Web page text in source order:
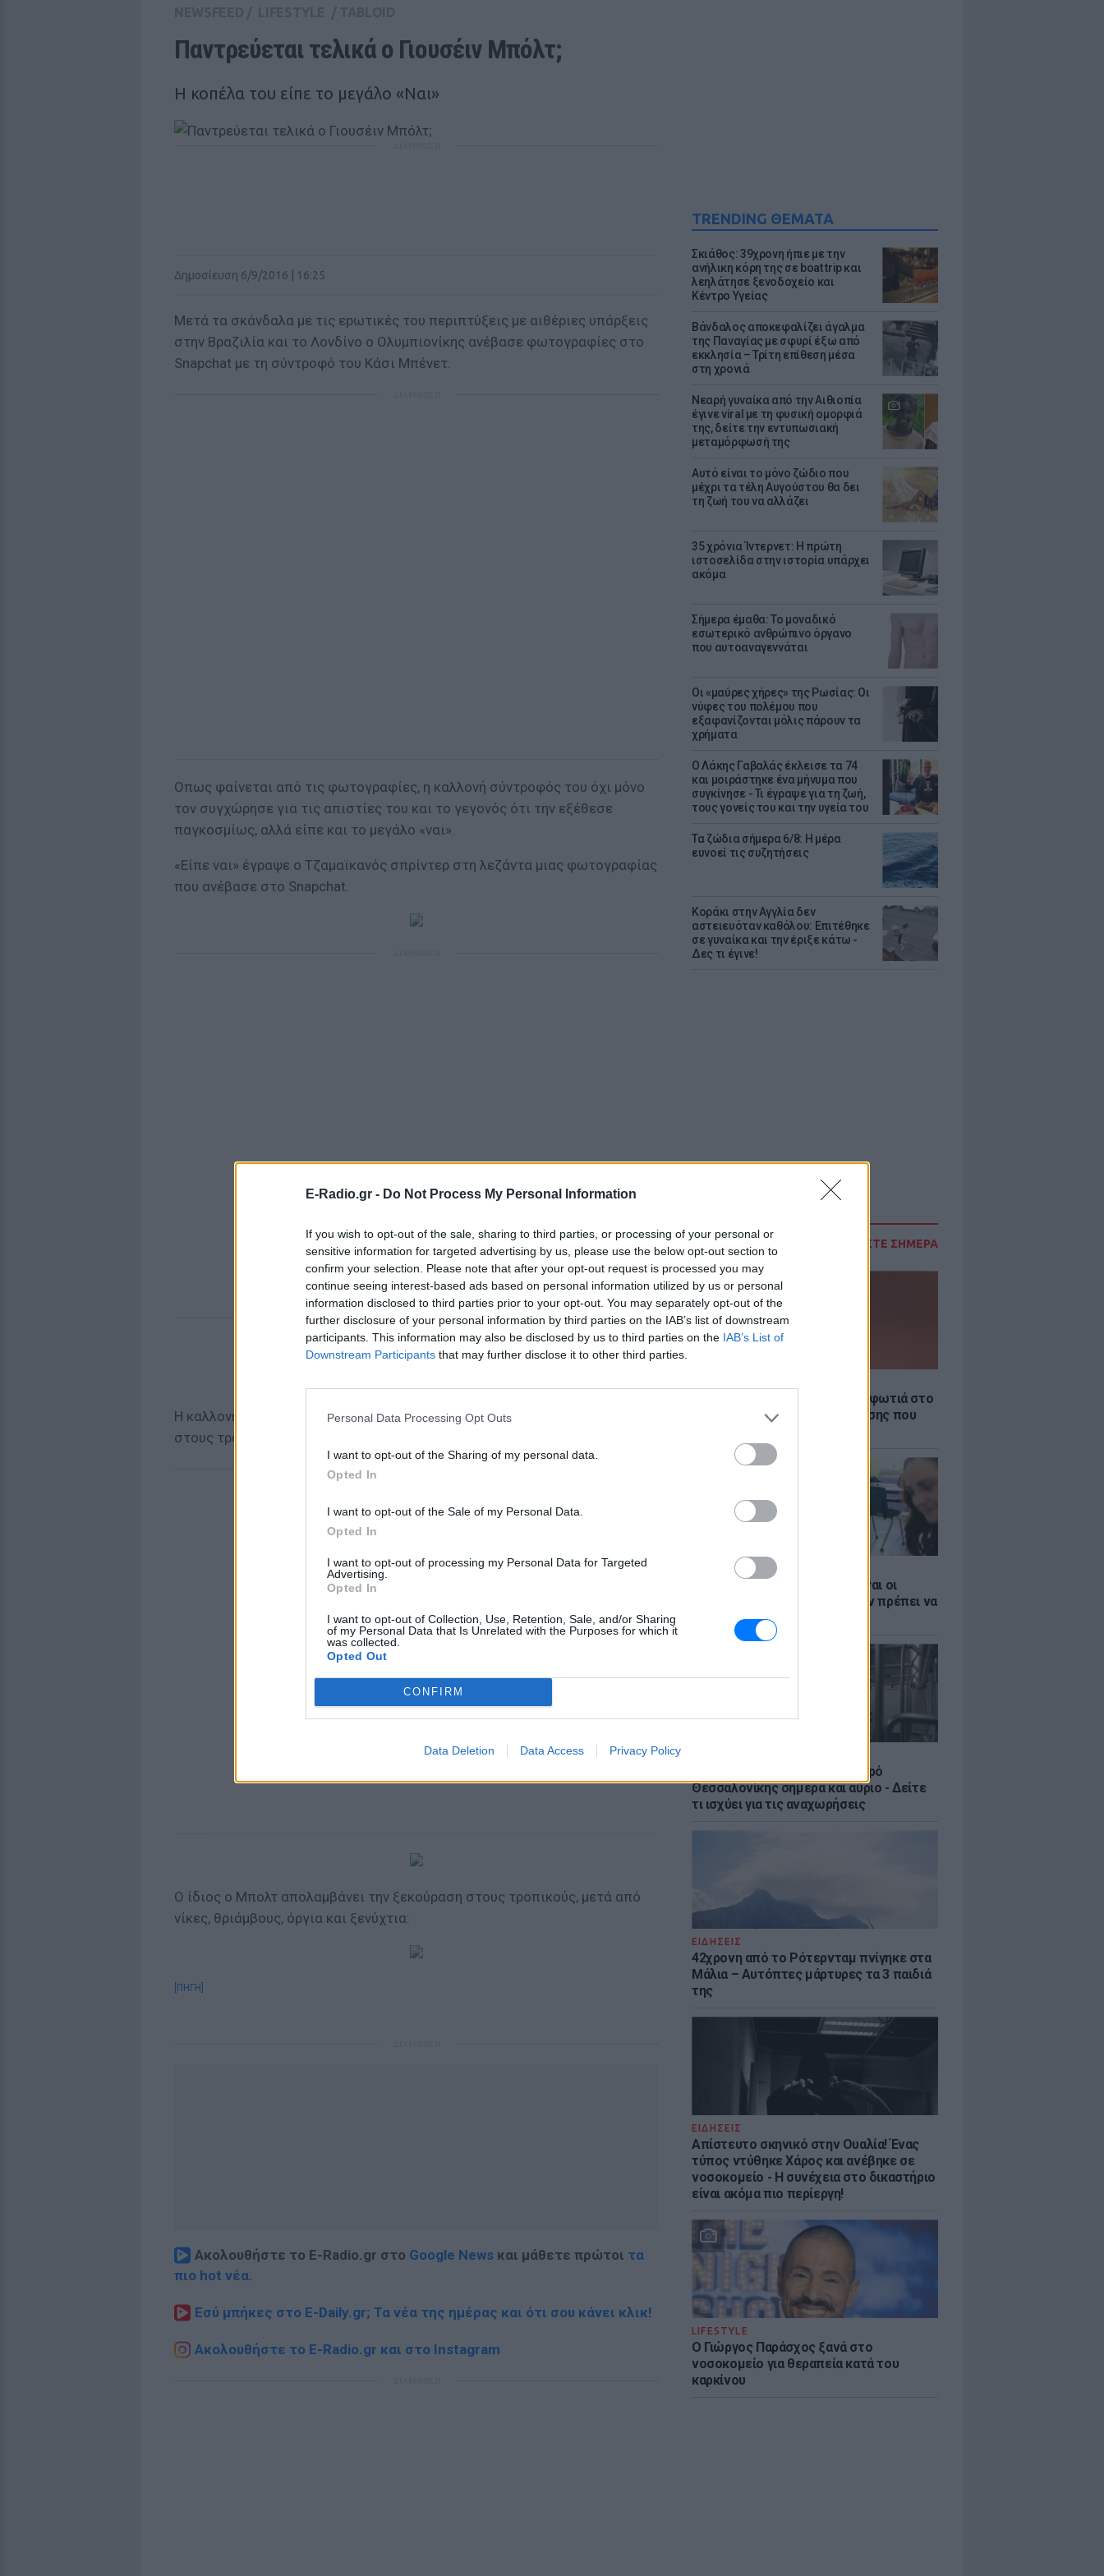
E-Radio.gr - Do Not Process My Personal Information
If you wish to opt-out of the sale, sharing to third parties, or processing of your personal or
sensitive information for targeted advertising by us, please use the below opt-out section to
confirm your selection. Please note that after your opt-out request is processed you may
continue seeing interest-based ads based on personal information utilized by us or personal
information disclosed to third parties prior to your opt-out. You may separately opt-out of the
further disclosure of your personal information by third parties on the IAB’s list of downstream
participants. This information may also be disclosed by us to third parties on the IAB’s List of
Downstream Participants that may further disclose it to other third parties.
Personal Data Processing Opt Outs
I want to opt-out of the Sharing of my personal data.
Opted In
I want to opt-out of the Sale of my Personal Data.
Opted In
I want to opt-out of processing my Personal Data for Targeted
Advertising.
Opted In
I want to opt-out of Collection, Use, Retention, Sale, and/or Sharing
of my Personal Data that Is Unrelated with the Purposes for which it
was collected.
Opted Out
CONFIRM
Data Deletion Data Access Privacy Policy
TRENDING ΘΕΜΑΤΑ
Σκιάθος: 39χρονη ήπιε με την
ανήλικη κόρη της σε boat trip και
λεηλάτησε ξενοδοχείο και
Κέντρο Υγείας
Βάνδαλος αποκεφαλίζει άγαλμα
της Παναγίας με σφυρί έξω από
εκκλησία – Τρίτη επίθεση μέσα
στη χρονιά
Νεαρή γυναίκα από την Αιθιοπία
έγινε viral με τη φυσική ομορφιά
της, δείτε την εντυπωσιακή
μεταμόρφωσή της
Αυτό είναι το μόνο ζώδιο που
μέχρι τα τέλη Αυγούστου θα δει
τη ζωή του να αλλάζει
35 χρόνια Ίντερνετ: Η πρώτη
ιστοσελίδα στην ιστορία υπάρχει
ακόμα
Σήμερα έμαθα: Το μοναδικό
εσωτερικό ανθρώπινο όργανο
που αυτοαναγεννάται
Οι «μαύρες χήρες» της Ρωσίας: Οι
νύφες του πολέμου που
εξαφανίζονται μόλις πάρουν τα
χρήματα
Ο Λάκης Γαβαλάς έκλεισε τα 74
και μοιράστηκε ένα μήνυμα που
συγκίνησε - Τι έγραψε για τη ζωή,
τους γονείς του και την υγεία του
Τα ζώδια σήμερα 6/8: Η μέρα
ευνοεί τις συζητήσεις
Kοράκι στην Αγγλία δεν
αστειευόταν καθόλου: Επιτέθηκε
σε γυναίκα και την έριξε κάτω -
Δες τι έγινε!
ΔΙΑΒΑΣΤΕ ΣΗΜΕΡΑ
Συγκλονιστικό βίντεο από τη φωτιά στο
Πόρτο Γερμενό: Η νύχτα κόλασης που
ΕΙΔΗΣΕΙΣ
Voucher ΕΣΠΑ 2026: Αυτές είναι οι
κρίσιμες ημερομηνίες που δεν πρέπει να
Αλλαγές στο ωράριο του Μετρό
Θεσσαλονίκης σήμερα και αύριο - Δείτε
τι ισχύει για τις αναχωρήσεις
ΕΙΔΗΣΕΙΣ
42χρονη από το Ρότερνταμ πνίγηκε στα
Μάλια – Αυτόπτες μάρτυρες τα 3 παιδιά
της
ΕΙΔΗΣΕΙΣ
Απίστευτο σκηνικό στην Ουαλία! Ένας
τύπος ντύθηκε Χάρος και ανέβηκε σε
νοσοκομείο - H συνέχεια στο δικαστήριο
είναι ακόμα πιο περίεργη!
LIFESTYLE
O Γιώργος Παράσχος ξανά στο
νοσοκομείο για θεραπεία κατά του
καρκίνου
Παντρεύεται τελικά ο Γιουσέιν Μπόλτ;
Η κοπέλα του είπε το μεγάλο «Ναι»
Δημοσίευση 6/9/2016 | 16:25
Μετά τα σκάνδαλα με τις εpωτικές του περιπτύξεις με αιθέριες υπάρξεις
στην Βραζιλία και το Λονδίνο ο Ολυμπιονίκης ανέβασε φωτογραφίες στο
Snapchat με τη σύντροφό του Κάσι Μπένετ.
Οπως φαίνεται από τις φωτογραφίες, η καλλονή σύντροφός του όχι μόνο
τον συγχώρησε για τις απιστίες του και το γεγονός ότι την εξέθεσε
παγκοσμίως, αλλά είπε και το μεγάλο «ναι».
«Είπε ναι» έγραψε ο Τζαμαϊκανός σπρίντερ στη λεζάντα μιας φωτογραφίας
που ανέβασε στο Snapchat.
Η καλλονή Kasi Bennett ανέβασε και εκείνη φωτό από τις διακοπές τους
στους τροπικούς:
Ο ίδιος ο Μπολτ απολαμβάνει την ξεκούραση στους τροπικούς, μετά από
νίκες, θριάμβους, όργια και ξενύχτια:
[ΠΗΓΗ]
Ακολουθήστε το E-Radio.gr στο Google News και μάθετε πρώτοι τα
πιο hot νέα.
Εσύ μπήκες στο E-Daily.gr; Τα νέα της ημέρας και ότι σου κάνει κλικ!
Ακολουθήστε το E-Radio.gr και στο Instagram